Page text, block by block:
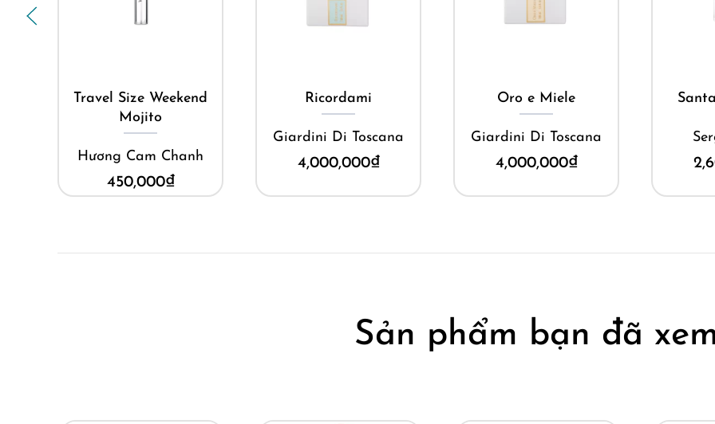
Travel Size Weekend
Mojito
Hương Cam Chanh
450,000₫
Ricordami
Giardini Di Toscana
4,000,000₫
Oro e Miele
Giardini Di Toscana
4,000,000₫
Sản phẩm bạn đã